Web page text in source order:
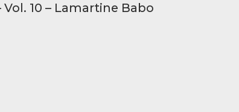
10 – Lamartine Babo